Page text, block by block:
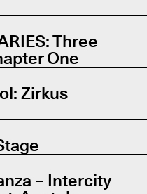
Three
One
Zirkus
– Intercity